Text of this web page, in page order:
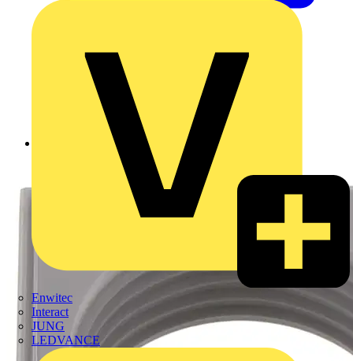
Enwitec
Interact
JUNG
LEDVANCE
Zurück zu Produkte